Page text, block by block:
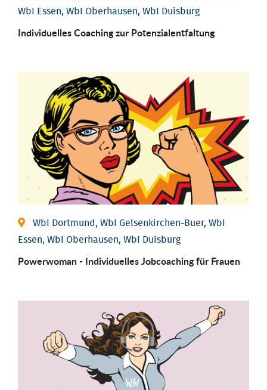
WbI Essen, WbI Oberhausen, WbI Duisburg
Individuelles Coaching zur Potenzialentfaltung
WbI Dortmund, WbI Gelsenkirchen-Buer, WbI
Essen, WbI Oberhausen, WbI Duisburg
Powerwoman - Individu­elles Job­coaching für Frauen